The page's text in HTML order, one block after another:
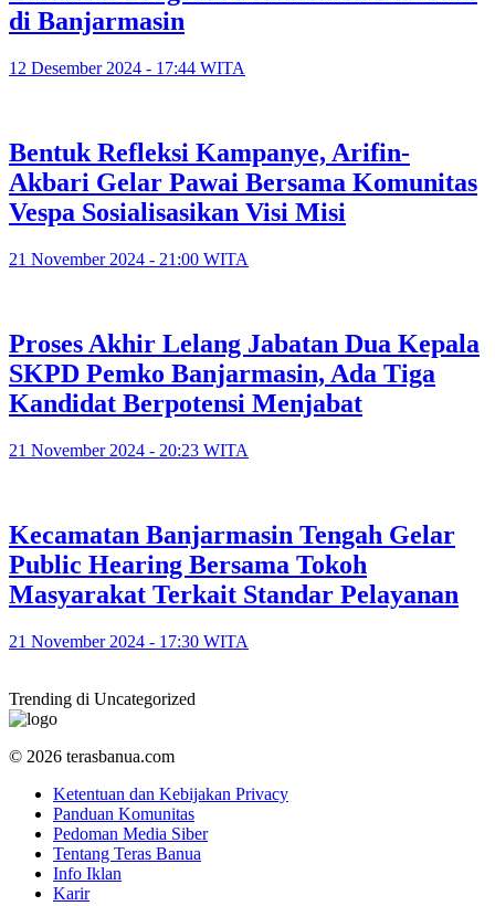
di Banjarmasin
12 Desember 2024 - 17:44 WITA
Bentuk Refleksi Kampanye, Arifin-
Akbari Gelar Pawai Bersama Komunitas
Vespa Sosialisasikan Visi Misi
21 November 2024 - 21:00 WITA
Proses Akhir Lelang Jabatan Dua Kepala
SKPD Pemko Banjarmasin, Ada Tiga
Kandidat Berpotensi Menjabat
21 November 2024 - 20:23 WITA
Kecamatan Banjarmasin Tengah Gelar
Public Hearing Bersama Tokoh
Masyarakat Terkait Standar Pelayanan
21 November 2024 - 17:30 WITA
Trending di Uncategorized
© 2026 terasbanua.com
Ketentuan dan Kebijakan Privacy
Panduan Komunitas
Pedoman Media Siber
Tentang Teras Banua
Info Iklan
Karir